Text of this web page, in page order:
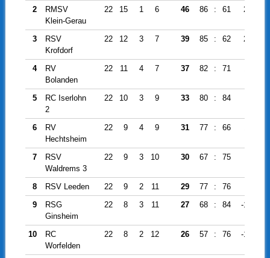
2
RMSV
Klein-Gerau
22 15 1 6 46 86 : 61 25
3
RSV
Krofdorf
22 12 3 7 39 85 : 62 23
4
RV
Bolanden
22 11 4 7 37 82 : 71
5
RC Iserlohn
2
22 10 3 9 33 80 : 84
6
RV
Hechtsheim
22 9 4 9 31 77 : 66
7
RSV
Waldrems 3
22 9 3 10 30 67 : 75
8 RSV Leeden 22 9 2 11 29 77 : 76
9
RSG
Ginsheim
22 8 3 11 27 68 : 84 -16
10
RC
Worfelden
22 8 2 12 26 57 : 76 -19